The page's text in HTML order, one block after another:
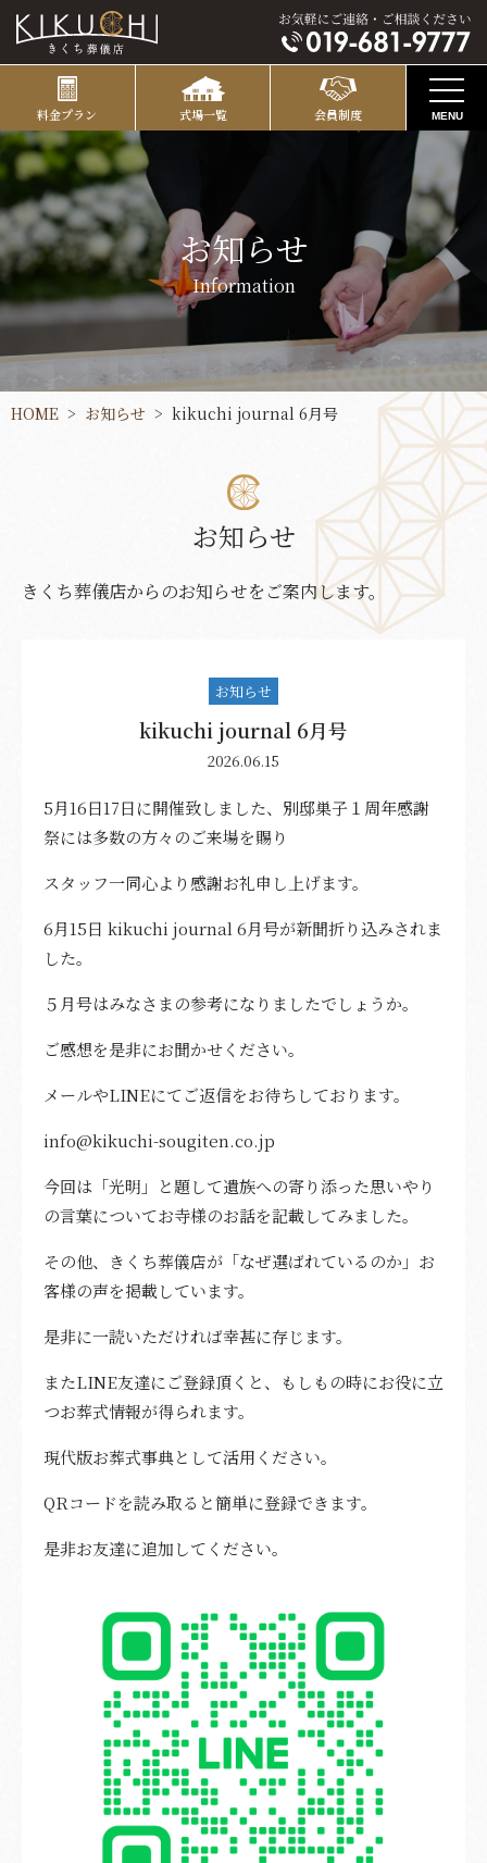
料金プラン 式場一覧 会員制度 MENU
お知らせ
コンセプト
式場のご案内
葬彩の杜 本館
ご葬儀プラン
葬彩の杜 - 本館プラン
おひとり様葬
会員制度
供花・供物注文
お葬式後安心サポート
事前相談
会社概要
採用情報
個人情報保護方針
お知らせ
Information
HOME お知らせ kikuchi journal 6月号
お知らせ
きくち葬儀店からのお知らせをご案内します。
お知らせ
kikuchi journal 6月号
2026.06.15
5月16日17日に開催致しました、別邸巣子１周年感謝
祭には多数の方々のご来場を賜り
スタッフ一同心より感謝お礼申し上げます。
6月15日 kikuchi journal 6月号が新聞折り込みされま
した。
５月号はみなさまの参考になりましたでしょうか。
ご感想を是非にお聞かせください。
メールやLINEにてご返信をお待ちしております。
info@kikuchi-sougiten.co.jp
今回は「光明」と題して遺族への寄り添った思いやり
の言葉についてお寺様のお話を記載してみました。
その他、きくち葬儀店が「なぜ選ばれているのか」お
客様の声を掲載しています。
是非に一読いただければ幸甚に存じます。
またLINE友達にご登録頂くと、もしもの時にお役に立
つお葬式情報が得られます。
現代版お葬式事典として活用ください。
QRコードを読み取ると簡単に登録できます。
是非お友達に追加してください。